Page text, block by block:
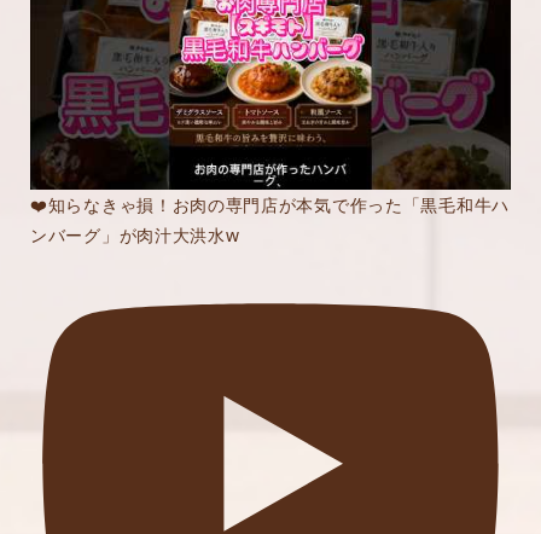
❤️知らなきゃ損！お肉の専門店が本気で作った「黒毛和牛ハ
ンバーグ」が肉汁大洪水w